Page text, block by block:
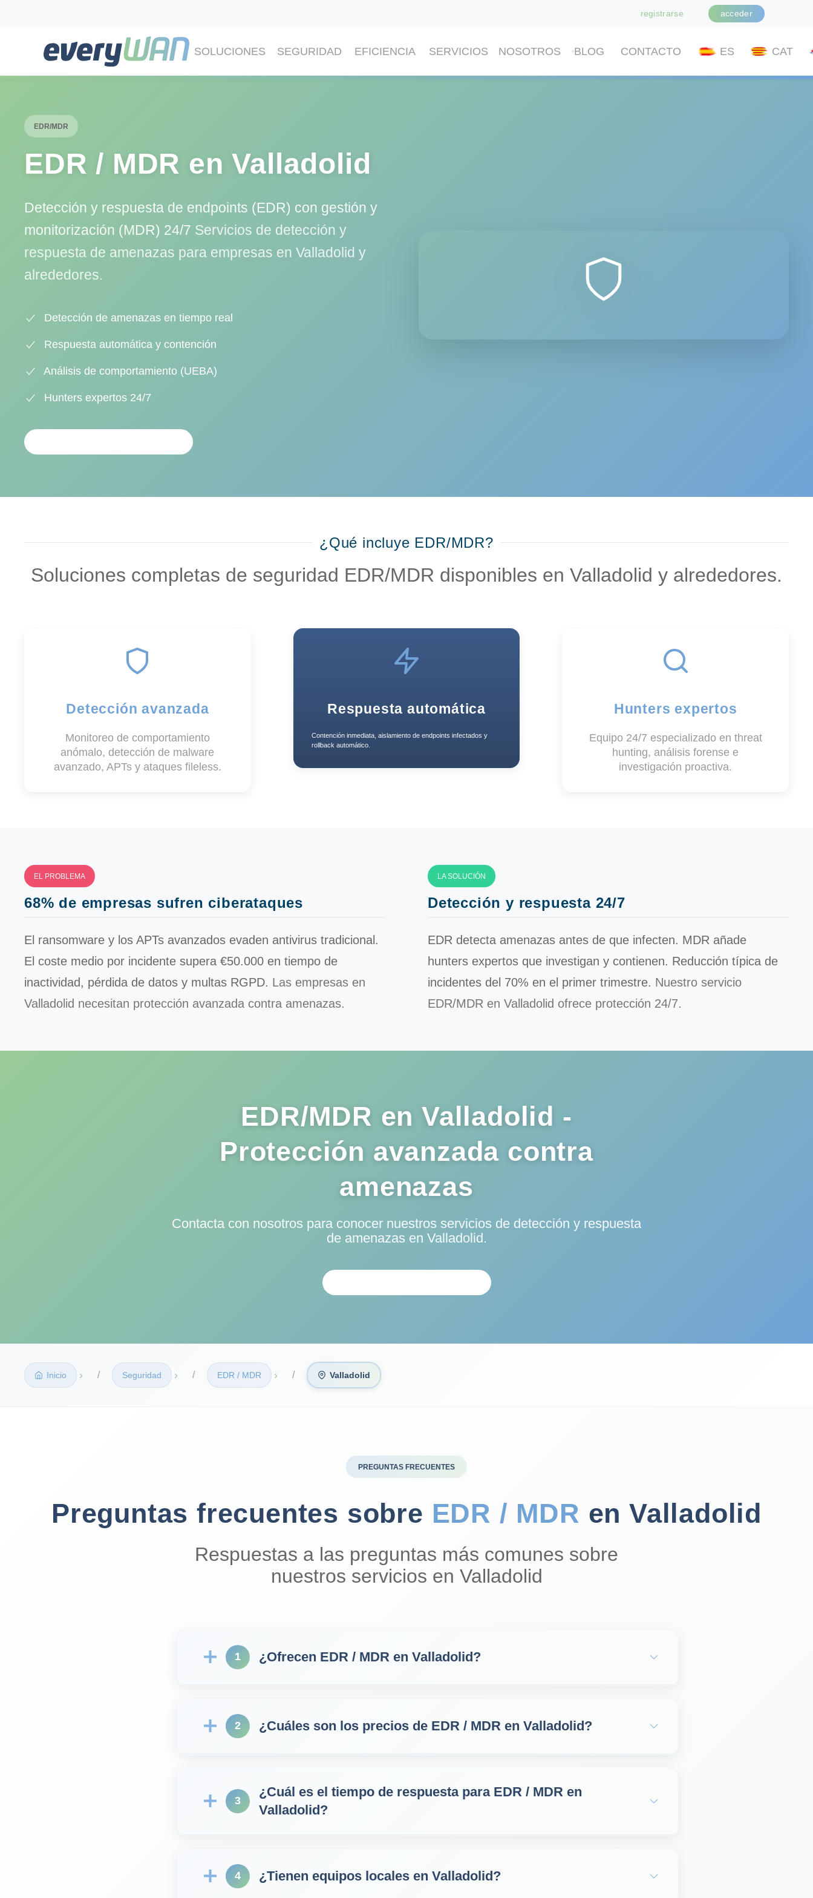
registrarse acceder
SOLUCIONES SEGURIDAD EFICIENCIA SERVICIOS NOSOTROS BLOG CONTACTO ES CAT
EDR/MDR
EDR / MDR en Valladolid
Detección y respuesta de endpoints (EDR) con gestión y
monitorización (MDR) 24/7 Servicios de detección y
respuesta de amenazas para empresas en Valladolid y
alrededores.
Detección de amenazas en tiempo real
Respuesta automática y contención
Análisis de comportamiento (UEBA)
Hunters expertos 24/7
¿Qué incluye EDR/MDR?
Soluciones completas de seguridad EDR/MDR disponibles en Valladolid y alrededores.
Detección avanzada
Monitoreo de comportamiento
anómalo, detección de malware
avanzado, APTs y ataques fileless.
Respuesta automática
Contención inmediata, aislamiento de endpoints infectados y
rollback automático.
Hunters expertos
Equipo 24/7 especializado en threat
hunting, análisis forense e
investigación proactiva.
EL PROBLEMA
68% de empresas sufren ciberataques
El ransomware y los APTs avanzados evaden antivirus tradicional.
El coste medio por incidente supera €50.000 en tiempo de
inactividad, pérdida de datos y multas RGPD. Las empresas en
Valladolid necesitan protección avanzada contra amenazas.
LA SOLUCIÓN
Detección y respuesta 24/7
EDR detecta amenazas antes de que infecten. MDR añade
hunters expertos que investigan y contienen. Reducción típica de
incidentes del 70% en el primer trimestre. Nuestro servicio
EDR/MDR en Valladolid ofrece protección 24/7.
EDR/MDR en Valladolid -
Protección avanzada contra
amenazas
Contacta con nosotros para conocer nuestros servicios de detección y respuesta
de amenazas en Valladolid.
Inicio › Seguridad › EDR / MDR › Valladolid
PREGUNTAS FRECUENTES
Preguntas frecuentes sobre EDR / MDR en Valladolid
Respuestas a las preguntas más comunes sobre
nuestros servicios en Valladolid
1 ¿Ofrecen EDR / MDR en Valladolid?
2 ¿Cuáles son los precios de EDR / MDR en Valladolid?
3
¿Cuál es el tiempo de respuesta para EDR / MDR en
Valladolid?
4 ¿Tienen equipos locales en Valladolid?